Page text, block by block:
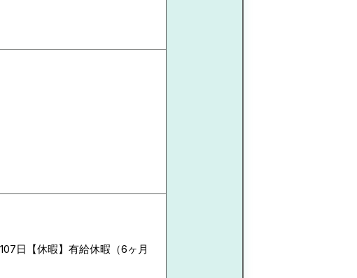
日【休暇】有給休暇（6ヶ月